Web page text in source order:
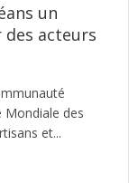
un
des acteurs
Mondiale des
et...